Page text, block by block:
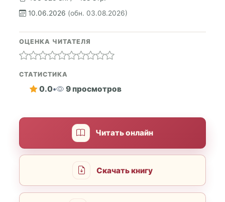
10.06.2026 (обн. 03.08.2026)
ОЦЕНКА ЧИТАТЕЛЯ
СТАТИСТИКА
0.0• 9 просмотров
Читать онлайн
Скачать книгу